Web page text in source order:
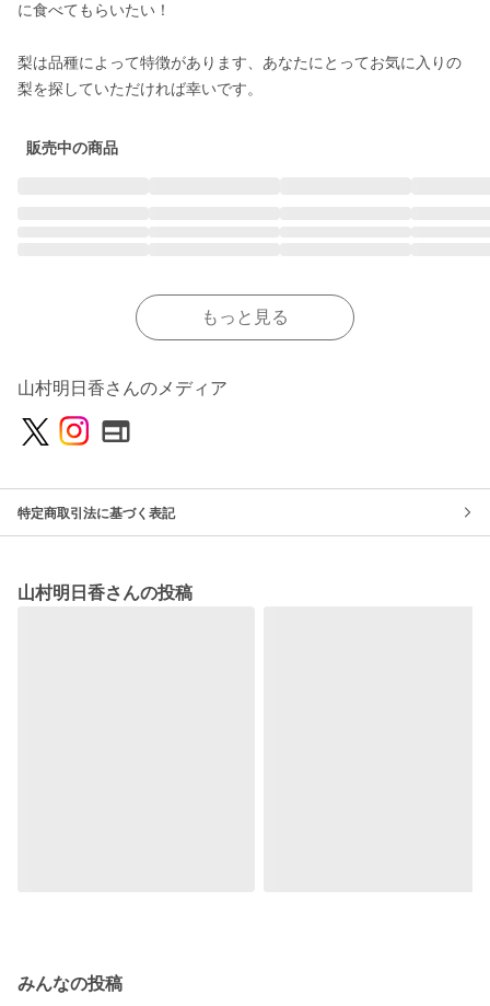
に食べてもらいたい！
梨は品種によって特徴があります、あなたにとってお気に入りの
梨を探していただければ幸いです。
販売中の商品
もっと見る
山村明日香さんのメディア
特定商取引法に基づく表記
山村明日香さんの投稿
みんなの投稿